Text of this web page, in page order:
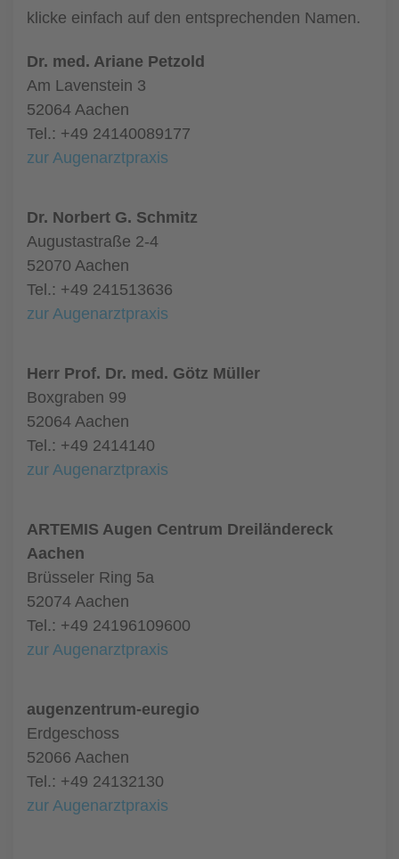
klicke einfach auf den entsprechenden Namen.
Dr. med. Ariane Petzold
Am Lavenstein 3
52064 Aachen
Tel.: +49 24140089177
zur Augenarztpraxis
Dr. Norbert G. Schmitz
Augustastraße 2-4
52070 Aachen
Tel.: +49 241513636
zur Augenarztpraxis
Herr Prof. Dr. med. Götz Müller
Boxgraben 99
52064 Aachen
Tel.: +49 2414140
zur Augenarztpraxis
ARTEMIS Augen Centrum Dreiländereck
Aachen
Brüsseler Ring 5a
52074 Aachen
Tel.: +49 24196109600
zur Augenarztpraxis
augenzentrum-euregio
Erdgeschoss
52066 Aachen
Tel.: +49 24132130
zur Augenarztpraxis